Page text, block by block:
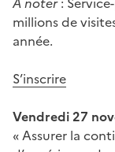
millions de
année.
S’inscrire
Vendredi 27
« Assurer la